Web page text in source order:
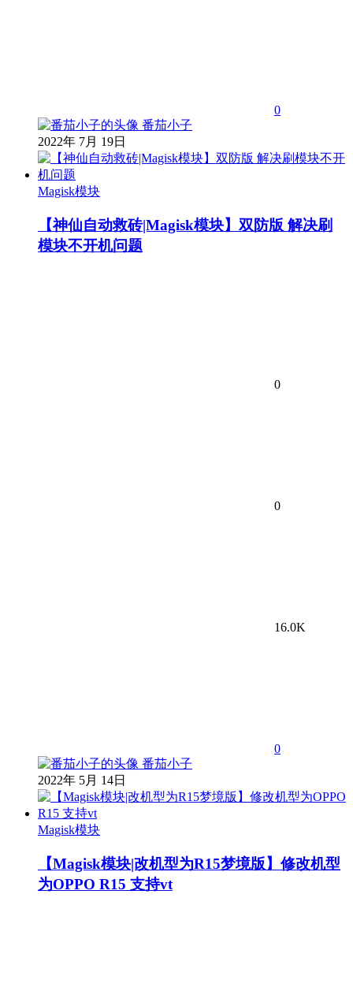
0
番茄小子
2022年 7月 19日
Magisk模块
【神仙自动救砖|Magisk模块】双防版 解决刷
模块不开机问题
0
0
16.0K
0
番茄小子
2022年 5月 14日
Magisk模块
【Magisk模块|改机型为R15梦境版】修改机型
为OPPO R15 支持vt